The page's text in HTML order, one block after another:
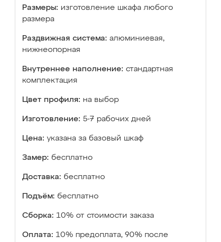
Размеры: изготовление шкафа любого
размера
Раздвижная система: алюминиевая,
нижнеопорная
Внутреннее наполнение: стандартная
комплектация
Цвет профиля: на выбор
Изготовление: 5-7 рабочих дней
Цена: указана за базовый шкаф
Замер: бесплатно
Доставка: бесплатно
Подъём: бесплатно
Сборка: 10% от стоимости заказа
Оплата: 10% предоплата, 90% после